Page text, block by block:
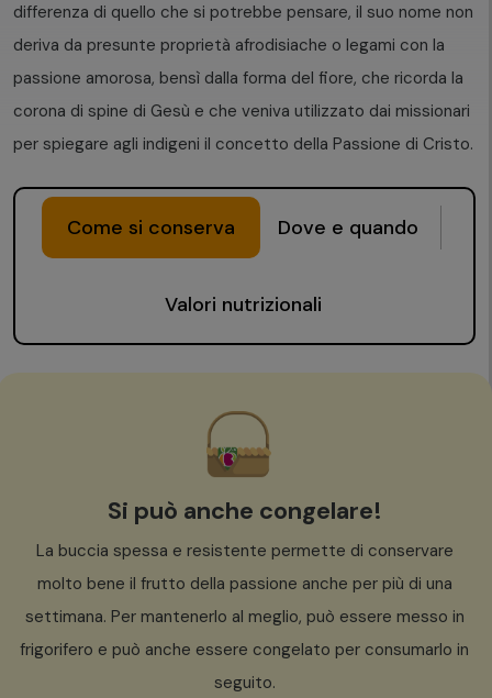
differenza di quello che si potrebbe pensare, il suo nome non
deriva da presunte proprietà afrodisiache o legami con la
passione amorosa, bensì dalla forma del fiore, che ricorda la
corona di spine di Gesù e che veniva utilizzato dai missionari
per spiegare agli indigeni il concetto della Passione di Cristo.
Come si conserva Dove e quando
Valori nutrizionali
Si può anche congelare!
La buccia spessa e resistente permette di conservare
molto bene il frutto della passione anche per più di una
settimana. Per mantenerlo al meglio, può essere messo in
frigorifero e può anche essere congelato per consumarlo in
seguito.